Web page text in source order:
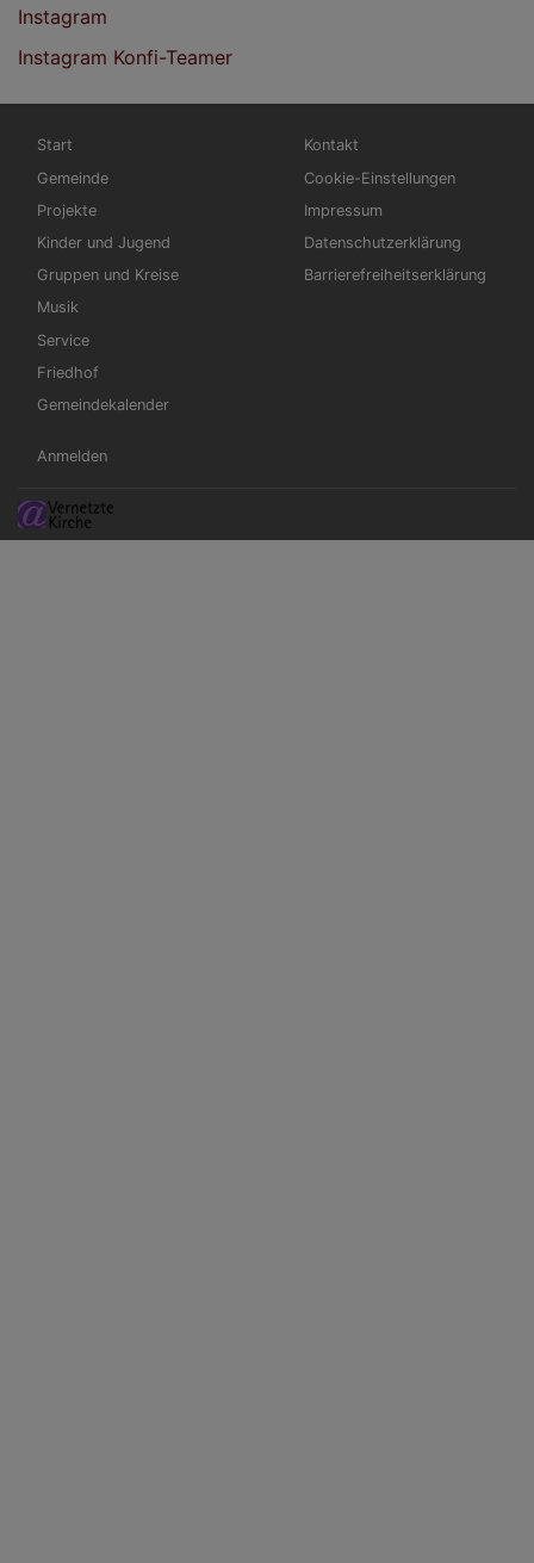
Instagram
Instagram Konfi-Teamer
Hauptnavigation
Start
Gemeinde
Projekte
Kinder und Jugend
Gruppen und Kreise
Musik
Service
Friedhof
Gemeindekalender
Fußbereichsmenü
Kontakt
Cookie-Einstellungen
Impressum
Datenschutzerklärung
Barrierefreiheitserklärung
Benutzermenü
Anmelden